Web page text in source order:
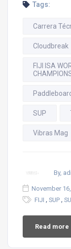
Tags:
Carrera
Cloudbreak
FIJI ISA
SUP
Vibras Mag
By,
November
FIJI , SUP ,
Read more